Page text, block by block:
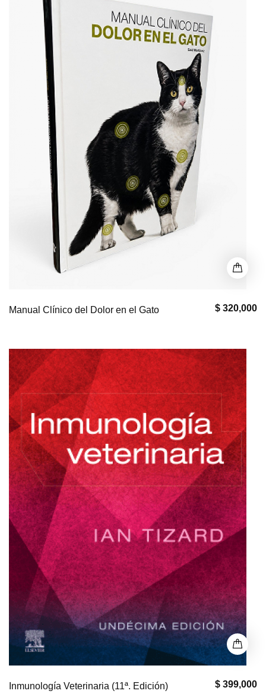
$ 320,000
Manual Clínico del Dolor en el Gato
$ 399,000
Inmunología Veterinaria (11ª. Edición)